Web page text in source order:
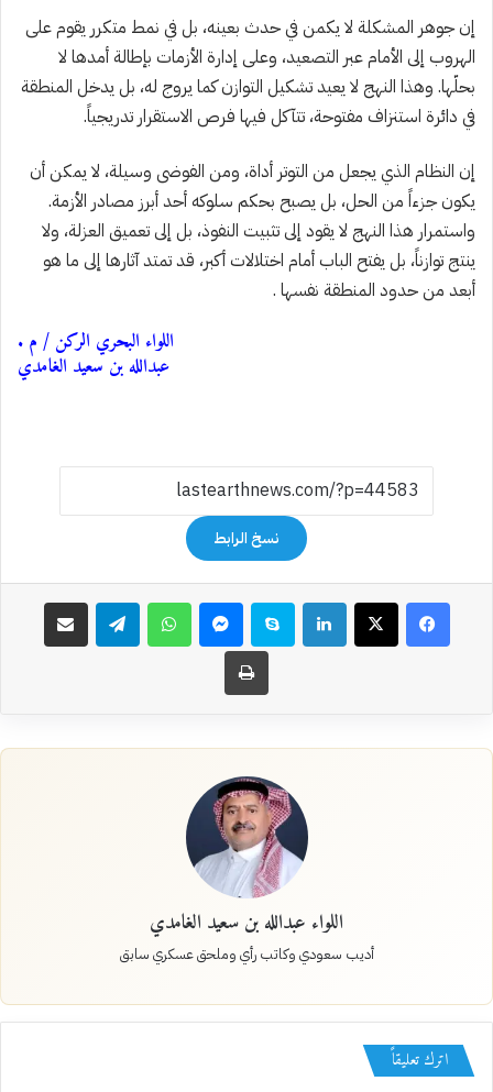
‎إن جوهر المشكلة لا يكمن في حدث بعينه، بل في نمط متكرر يقوم على
الهروب إلى الأمام عبر التصعيد، وعلى إدارة الأزمات بإطالة أمدها لا
بحلّها. وهذا النهج لا يعيد تشكيل التوازن كما يروج له، بل يدخل المنطقة
في دائرة استنزاف مفتوحة، تتآكل فيها فرص الاستقرار تدريجياً.
‎إن النظام الذي يجعل من التوتر أداة، ومن الفوضى وسيلة، لا يمكن أن
يكون جزءاً من الحل، بل يصبح بحكم سلوكه أحد أبرز مصادر الأزمة.
واستمرار هذا النهج لا يقود إلى تثبيت النفوذ، بل إلى تعميق العزلة، ولا
ينتج توازناً، بل يفتح الباب أمام اختلالات أكبر، قد تمتد آثارها إلى ما هو
أبعد من حدود المنطقة نفسها .
اللواء البحري الركن / م .
عبدالله بن سعيد الغامدي
نسخ الرابط
فيسبوك‫X لينكدإن سكايب ماسنجر واتساب تيلقرام مشاركة عبر البريد
طباعة
اللواء عبدالله بن سعيد الغامدي
أديب سعودي وكاتب رأي وملحق عسكري سابق
اترك تعليقاً